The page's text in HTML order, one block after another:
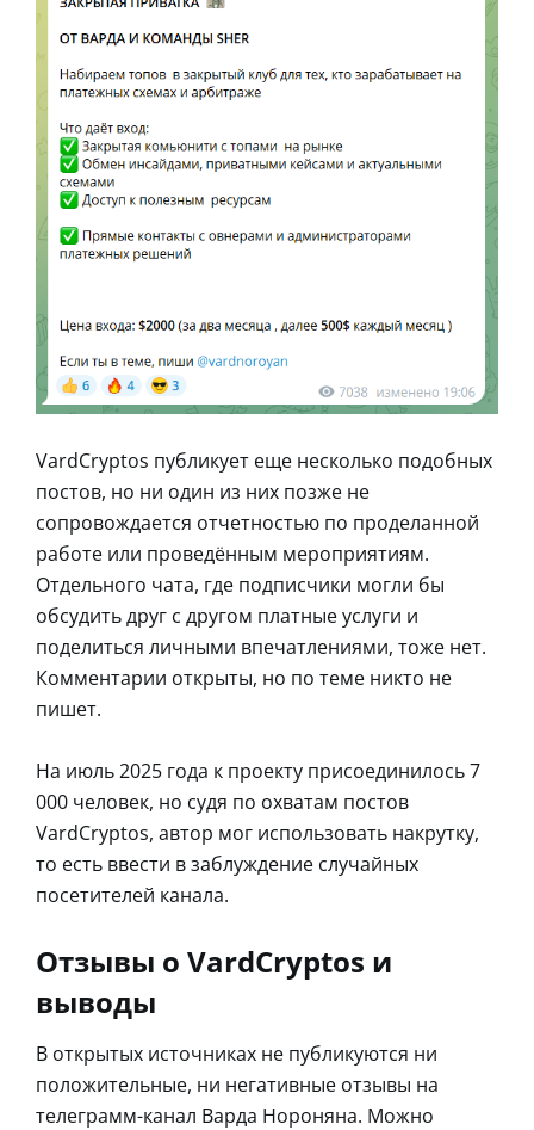
VardCryptos публикует еще несколько подобных
постов, но ни один из них позже не
сопровождается отчетностью по проделанной
работе или проведённым мероприятиям.
Отдельного чата, где подписчики могли бы
обсудить друг с другом платные услуги и
поделиться личными впечатлениями, тоже нет.
Комментарии открыты, но по теме никто не
пишет.
На июль 2025 года к проекту присоединилось 7
000 человек, но судя по охватам постов
VardCryptos, автор мог использовать накрутку,
то есть ввести в заблуждение случайных
посетителей канала.
Отзывы о VardCryptos и
выводы
В открытых источниках не публикуются ни
положительные, ни негативные отзывы на
телеграмм-канал Варда Нороняна. Можно